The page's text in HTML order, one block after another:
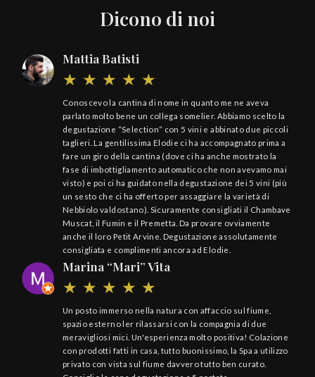
Dicono di noi
Mattia Batisti
Conoscevo la cantina di nome in quanto me ne aveva
parlato molto bene un collega somelier. Abbiamo scelto la
degustazione “Selection” con 5 vini e abbinato due piccoli
taglieri. La gentilissima Elodie ci ha accompagnato prima a
fare un giro della cantina (dove ci ha anche mostrato la
fase di imbottigliamento automatico che non avevamo mai
visto) e poi ci ha guidato nella degustazione dei 5 vini (più
un sesto che ci ha offerto per assaggiare la varietà di
Nebbiolo valdostano). Sicuramente consigliati il Chambave
Muscat, il Fumin e il Premetta. Da provare ovviamente
anche il loro Petit Arvine. Degustazione assolutamente
consigliata e complimenti ancora ad Elodie.
Marina “Mari” Vita
Un posto immerso nella natura con affaccio sul fiume,
spazio esterno ler rilassarsi con la compagnia di due
meravigliosi mici. Un'esperienza molto positiva! Colazione
con prodotti fatti in casa, tutto buonissimo, la Spa a utilizzo
privato con vista sul fiume davvero tutto ben curato.